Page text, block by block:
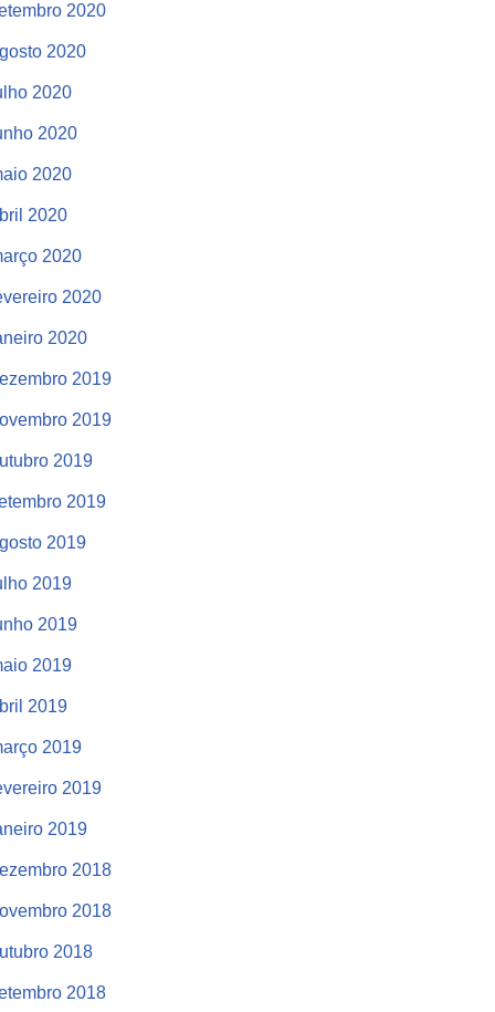
2020
2020
2020
2020
2020
2020
2020
2020
2020
2019
2019
2019
2019
2019
2019
2019
2019
2019
2019
2019
2019
2018
2018
2018
2018